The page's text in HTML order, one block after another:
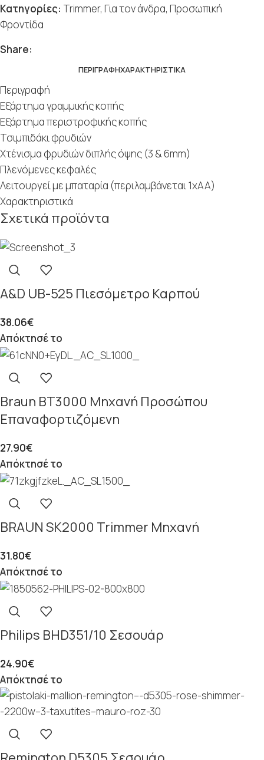
Κατηγορίες: Trimmer, Για τον άνδρα, Προσωπική
Φροντίδα
Share:
ΠΕΡΙΓΡΑΦΉΧΑΡΑΚΤΗΡΙΣΤΙΚΆ
Περιγραφή
Εξάρτημα γραμμικής κοπής
Εξάρτημα περιστροφικής κοπής
Τσιμπιδάκι φρυδιών
Χτένισμα φρυδιών διπλής όψης (3 & 6mm)
Πλενόμενες κεφαλές
Λειτουργεί με μπαταρία (περιλαμβάνεται 1xAA)
Χαρακτηριστικά
Σχετικά προϊόντα
A&D UB-525 Πιεσόμετρο Καρπού
38.06€
Απόκτησέ το
Braun BT3000 Μηχανή Προσώπου
Επαναφορτιζόμενη
27.90€
Απόκτησέ το
BRAUN SK2000 Trimmer Μηχανή
31.80€
Απόκτησέ το
Philips BHD351/10 Σεσουάρ
24.90€
Απόκτησέ το